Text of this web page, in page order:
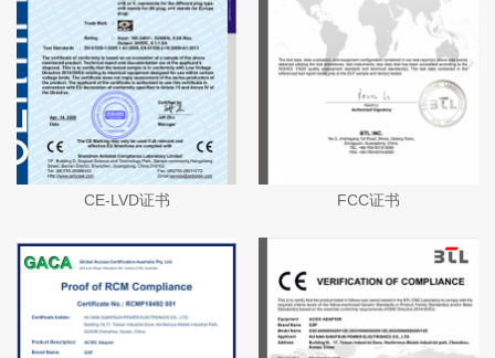
CE-LVD证书 FCC证书